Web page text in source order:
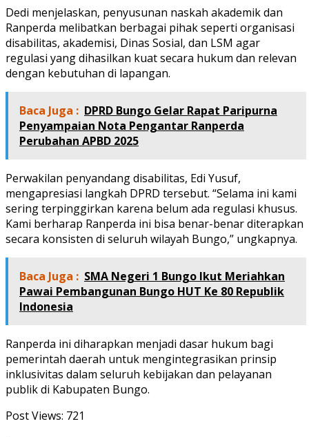
Dedi menjelaskan, penyusunan naskah akademik dan
Ranperda melibatkan berbagai pihak seperti organisasi
disabilitas, akademisi, Dinas Sosial, dan LSM agar
regulasi yang dihasilkan kuat secara hukum dan relevan
dengan kebutuhan di lapangan.
Baca Juga : DPRD Bungo Gelar Rapat Paripurna
Penyampaian Nota Pengantar Ranperda
Perubahan APBD 2025
Perwakilan penyandang disabilitas, Edi Yusuf,
mengapresiasi langkah DPRD tersebut. “Selama ini kami
sering terpinggirkan karena belum ada regulasi khusus.
Kami berharap Ranperda ini bisa benar-benar diterapkan
secara konsisten di seluruh wilayah Bungo,” ungkapnya.
Baca Juga : SMA Negeri 1 Bungo Ikut Meriahkan
Pawai Pembangunan Bungo HUT Ke 80 Republik
Indonesia
Ranperda ini diharapkan menjadi dasar hukum bagi
pemerintah daerah untuk mengintegrasikan prinsip
inklusivitas dalam seluruh kebijakan dan pelayanan
publik di Kabupaten Bungo.
Post Views: 721